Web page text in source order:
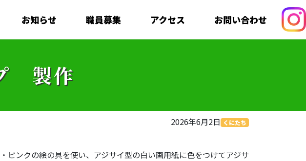
お知らせ 職員募集 アクセス お問い合わせ
製作
2026年6月2日 くにたち
ンクの絵の具を使い、アジサイ型の白い画用紙に色をつけてアジサ